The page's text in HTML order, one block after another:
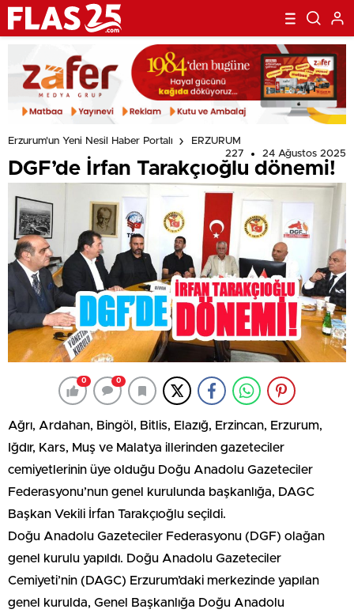
Erzurum'un Yeni Nesil Haber Portalı
ERZURUM
227
24 Ağustos 2025
DGF’de İrfan Tarakçıoğlu dönemi!
0 0
Ağrı, Ardahan, Bingöl, Bitlis, Elazığ, Erzincan, Erzurum,
Iğdır, Kars, Muş ve Malatya illerinden gazeteciler
cemiyetlerinin üye olduğu Doğu Anadolu Gazeteciler
Federasyonu’nun genel kurulunda başkanlığa, DAGC
Başkan Vekili İrfan Tarakçıoğlu seçildi.
Doğu Anadolu Gazeteciler Federasyonu (DGF) olağan
genel kurulu yapıldı. Doğu Anadolu Gazeteciler
Cemiyeti’nin (DAGC) Erzurum’daki merkezinde yapılan
genel kurulda, Genel Başkanlığa Doğu Anadolu